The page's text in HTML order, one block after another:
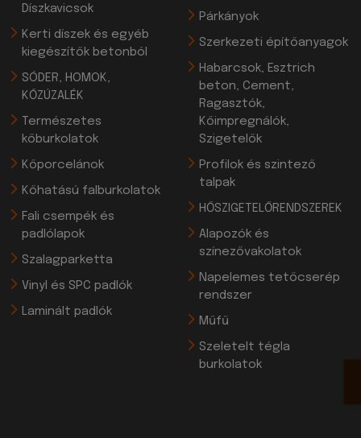
Díszkavicsok
Kerti díszek és egyéb
kiegészítők betonból
SÓDER, HOMOK,
KŐZÚZALÉK
Természetes
kőburkolatok
Kőporcelánok
Kőhatású falburkolatok
Fali csempék és
padlólapok
Szalagparketta
Vinyl és SPC padlók
Laminált padlók
Párkányok
Szerkezeti építőanyagok
Habarcsok, Esztrich
beton, Cement,
Ragasztók,
Kőimpregnálók,
Szigetelők
Profilok és szintező
talpak
HŐSZIGETELŐRENDSZEREK
Alapozók és
színezővakolatok
Napelemes tetőcserép
rendszer
Műfű
Szeletelt tégla
burkolatok